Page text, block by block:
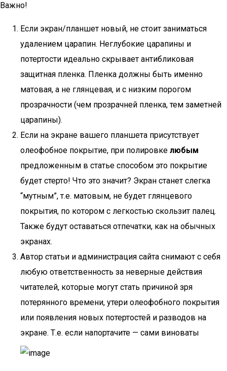
Важно!
Если экран/планшет новый, не стоит заниматься
удалением царапин. Неглубокие царапины и
потертости идеально скрывает антибликовая
защитная пленка. Пленка должны быть именно
матовая, а не глянцевая, и с низким порогом
прозрачности (чем прозрачней пленка, тем заметней
царапины).
Если на экране вашего планшета присутствует
олеофобное покрытие, при полировке любым
предложенным в статье способом это покрытие
будет стерто! Что это значит? Экран станет слегка
“мутным”, т.е. матовым, не будет глянцевого
покрытия, по котором с легкостью скользит палец.
Также будут оставаться отпечатки, как на обычных
экранах.
Автор статьи и администрация сайта снимают с себя
любую ответственность за неверные действия
читателей, которые могут стать причиной зря
потерянного времени, утери олеофобного покрытия
или появления новых потертостей и разводов на
экране. Т.е. если напортачите — сами виноваты